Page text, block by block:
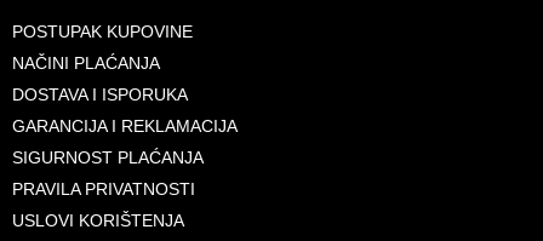
POSTUPAK KUPOVINE
NAČINI PLAĆANJA
DOSTAVA I ISPORUKA
GARANCIJA I REKLAMACIJA
SIGURNOST PLAĆANJA
PRAVILA PRIVATNOSTI
USLOVI KORIŠTENJA